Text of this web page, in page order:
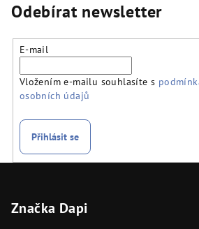
Odebírat newsletter
E-mail
Vložením e-mailu souhlasíte s
osobních údajů
Přihlásit se
Značka Dapi